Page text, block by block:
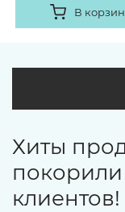
В
Хиты
клиентов!